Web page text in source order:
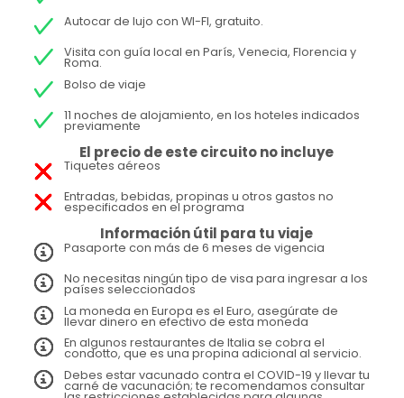
Autocar de lujo con WI-FI, gratuito.
Visita con guía local en París, Venecia, Florencia y
Roma.
Bolso de viaje
11 noches de alojamiento, en los hoteles indicados
previamente
El precio de este circuito no incluye
Tiquetes aéreos
Entradas, bebidas, propinas u otros gastos no
especificados en el programa
Información útil para tu viaje
Pasaporte con más de 6 meses de vigencia
No necesitas ningún tipo de visa para ingresar a los
países seleccionados
La moneda en Europa es el Euro, asegúrate de
llevar dinero en efectivo de esta moneda
En algunos restaurantes de Italia se cobra el
condotto, que es una propina adicional al servicio.
Debes estar vacunado contra el COVID-19 y llevar tu
carné de vacunación; te recomendamos consultar